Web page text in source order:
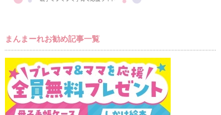
まんまーれお勧め記事一覧